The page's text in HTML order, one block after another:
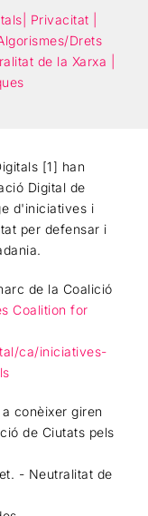
Privacitat |
Drets
de la Xarxa |
[1] han
Digital de
d'iniciatives i
per defensar i
de la Coalició
Coalition for
ca/iniciatives-
conèixer giren
de Ciutats pels
- Neutralitat de